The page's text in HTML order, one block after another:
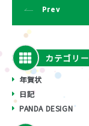
Prev
カテゴリー
年賀状
日記
PANDA DESIGN